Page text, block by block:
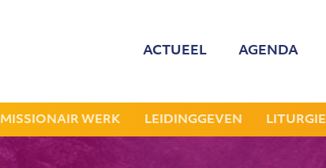
ACTUEEL AGENDA
MISSIONAIR WERK LEIDINGGEVEN LITURGIE